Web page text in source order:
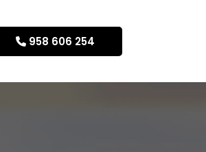
958 606 254